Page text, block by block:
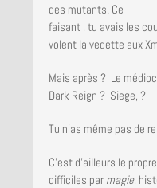
des mutants. Ce
faisant , tu avais les
volent la vedette aux
Mais après ? Le
Dark Reign ? Siege, ?
Tu n’as même pas de
C’est d’ailleurs le
difficiles par magie,